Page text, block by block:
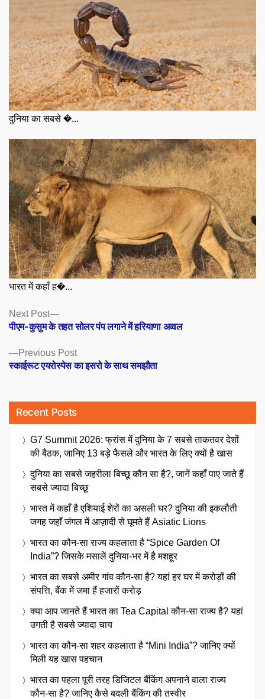
दुनिया का सबसे �...
भारत में कहाँ ह�...
Posts
navigation
Previous PostPrevious
post:
स्काईरूट एयरोस्पेस का इसरो के साथ समझौता
Next Post
Next
post:
पीएम-कुसुम के तहत सोलर पंप लगाने में हरियाणा अव्वल
Recent Posts
G7 Summit 2026: फ्रांस में दुनिया के 7 सबसे ताकतवर देशों
की बैठक, जानिए 13 बड़े फैसले और भारत के लिए क्यों है खास
दुनिया का सबसे जहरीला बिच्छू कौन सा है?, जानें कहाँ पाए जाते हैं
सबसे ज्यादा बिच्छू
भारत में कहाँ है एशियाई शेरों का असली घर? दुनिया की इकलौती
जगह जहाँ जंगल में आज़ादी से घूमते हैं Asiatic Lions
भारत का कौन-सा राज्य कहलाता है “Spice Garden Of
India”? जिसके मसालें दुनिया-भर में है मशहूर
भारत का सबसे अमीर गांव कौन-सा है? यहां हर घर में करोड़ों की
संपत्ति, बैंक में जमा हैं हजारों करोड़
क्या आप जानते हैं भारत का Tea Capital कौन-सा राज्य है? यहां
उगती है सबसे ज्यादा चाय
भारत का कौन-सा शहर कहलाता है “Mini India”? जानिए क्यों
मिली यह खास पहचान
भारत का पहला पूरी तरह डिजिटल बैंकिंग अपनाने वाला राज्य
कौन-सा है? जानिए कैसे बदली बैंकिंग की तस्वीर